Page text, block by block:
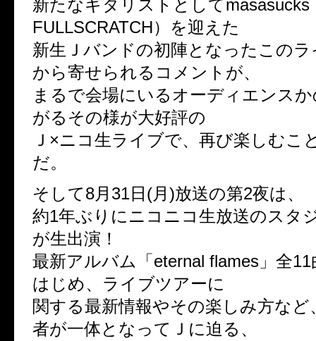
新たなギタリストとしてmasasucks
FULLSCRATCH）を迎えた
新生Ｊバンドの初陣となったこのラ
から寄せられるコメントが、
まるで会場にいるオーディエンス
がるその様が大好評の
Ｊ×ニコ生ライブで、再び楽しむこ
だ。
そして8月31日(月)放送の第2夜は、
約1年ぶりにニコニコ生放送のスタ
が生出演！
最新アルバム「eternal flames」全
はじめ、ライブツアーに
関する最新情報やその楽しみ方など
者が一体となってＪに迫る、